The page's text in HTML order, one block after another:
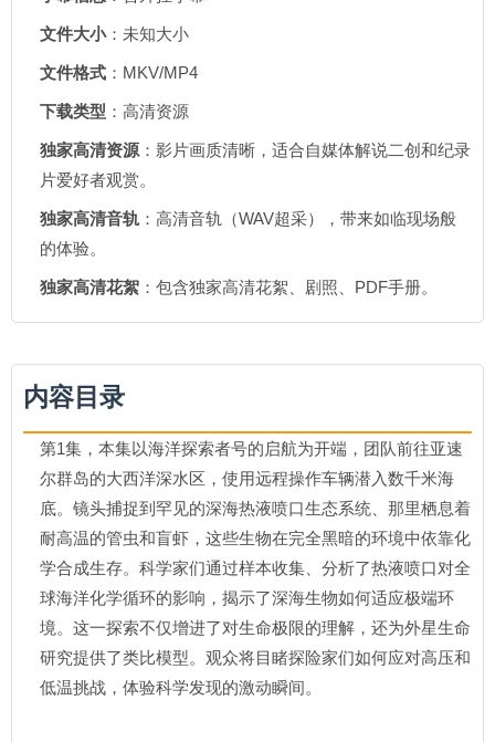
文件大小：未知大小
文件格式 ：MKV/MP4
下载类型 ：高清资源
独家高清资源 ：影片画质清晰，适合自媒体解说二创和纪录
片爱好者观赏。
独家高清音轨 ：高清音轨（WAV超采），带来如临现场般
的体验。
独家高清花絮 ：包含独家高清花絮、剧照、PDF手册。
内容目录
第1集，本集以海洋探索者号的启航为开端，团队前往亚速
尔群岛的大西洋深水区，使用远程操作车辆潜入数千米海
底。镜头捕捉到罕见的深海热液喷口生态系统、那里栖息着
耐高温的管虫和盲虾，这些生物在完全黑暗的环境中依靠化
学合成生存。科学家们通过样本收集、分析了热液喷口对全
球海洋化学循环的影响，揭示了深海生物如何适应极端环
境。这一探索不仅增进了对生命极限的理解，还为外星生命
研究提供了类比模型。观众将目睹探险家们如何应对高压和
低温挑战，体验科学发现的激动瞬间。